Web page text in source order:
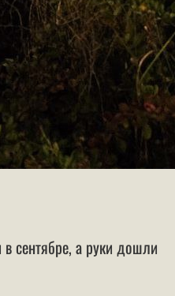
сентябре, а руки дошли